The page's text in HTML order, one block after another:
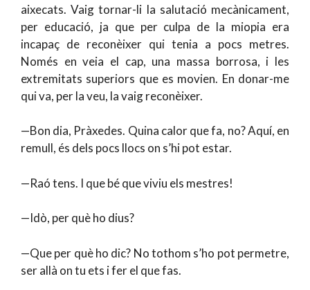
aixecats. Vaig tornar-li la salutació mecànicament,
per educació, ja que per culpa de la miopia era
incapaç de reconèixer qui tenia a pocs metres.
Només en veia el cap, una massa borrosa, i les
extremitats superiors que es movien. En donar-me
qui va, per la veu, la vaig reconèixer.
—Bon dia, Pràxedes. Quina calor que fa, no? Aquí, en
remull, és dels pocs llocs on s’hi pot estar.
—Raó tens. I que bé que viviu els mestres!
—Idò, per què ho dius?
—Que per què ho dic? No tothom s’ho pot permetre,
ser allà on tu ets i fer el que fas.